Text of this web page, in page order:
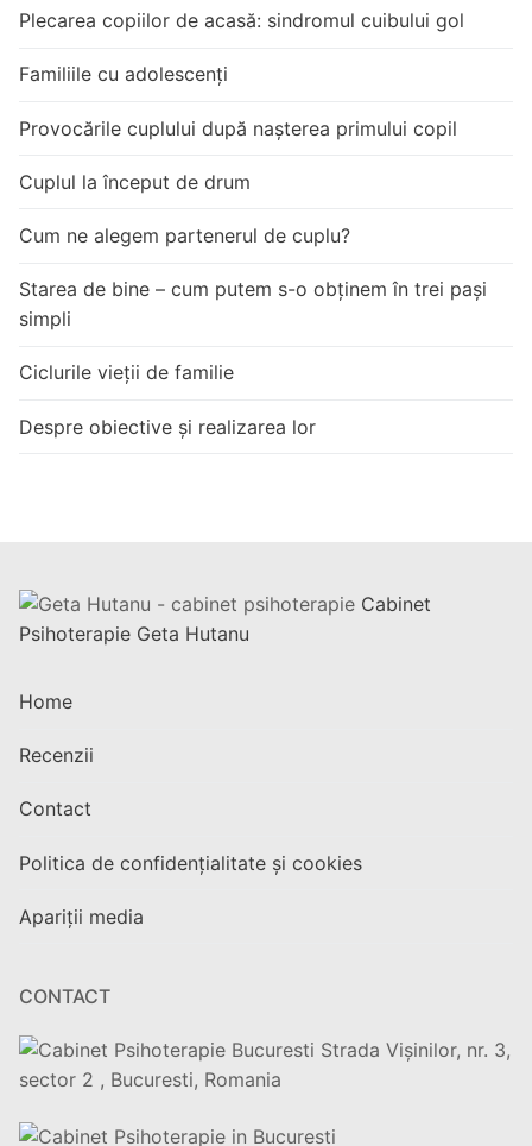
Plecarea copiilor de acasă: sindromul cuibului gol
Familiile cu adolescenți
Provocările cuplului după nașterea primului copil
Cuplul la început de drum
Cum ne alegem partenerul de cuplu?
Starea de bine – cum putem s-o obținem în trei pași
simpli
Ciclurile vieții de familie
Despre obiective și realizarea lor
Cabinet
Psihoterapie Geta Hutanu
Home
Recenzii
Contact
Politica de confidențialitate și cookies
Apariții media
CONTACT
Strada Vișinilor, nr. 3,
sector 2 , Bucuresti, Romania